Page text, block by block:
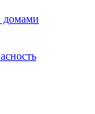
домами